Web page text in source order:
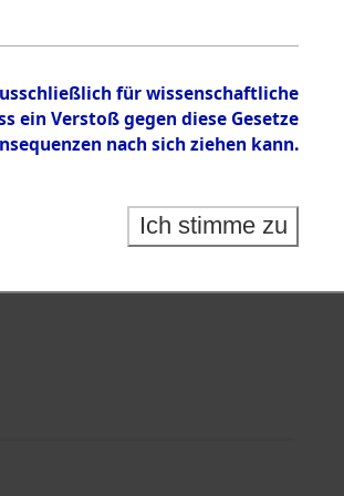
für wissenschaftliche
ein Verstoß gegen diese Gesetze
nach sich ziehen kann.
Ich stimme zu